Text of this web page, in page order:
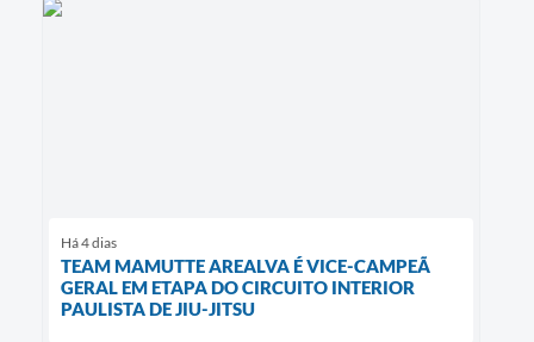
Há 4 dias
TEAM MAMUTTE AREALVA É VICE-CAMPEÃ
GERAL EM ETAPA DO CIRCUITO INTERIOR
PAULISTA DE JIU-JITSU